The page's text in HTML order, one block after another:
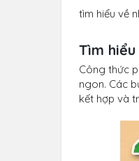
tìm hiểu về
Tìm
Công thức
ngon. Các
kết hợp và